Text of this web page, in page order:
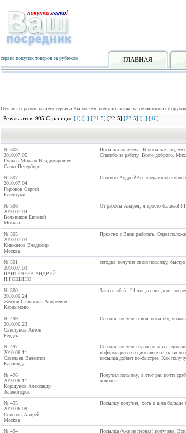
сервис покупок товаров за рубежом ГЛАВНАЯ
Отзывы о работе нашего сервиса Вы можете почитать также на независимых форумах
Результатов: 905 Страницы: [1] [..] [21.5] [22.5] [23.5] [..] [46]
№ 508
2010.07.05
Гурьев Михаил Владимирович
Санкт-Петербург
Посылка получена. В посылке - то, что
Спасибо за работу. Всего доброго,
№ 507
2010.07.04
Горюнов Сергей
Ессентуки
Спасибо Андрей!Всё оперативно
№ 506
2010.07.04
Вольников Евгений
Москва
От работы Андрея, я просто балдею!!!
№ 505
2010.07.03
Кинжалов Владимир
Москва
Приятно с Вами работать. Одни
№ 501
2010.07.03
ПАНТЕЛЕЕВ АНДРЕЙ
П.РОЩИНО
сегодня получил свою посылку, быстро
№ 500
2010.06.24
Желтов Станислав Андреевич
Кардымово
Заказ с ибэй - 24 дня,из них доля
№ 499
2010.06.23
Свистунов Антон
Бердск
Сегодня получил свою посылку,
№ 497
2010.06.11
Савельев Валентин
Караганда
Сегодня получил бандероль из
информации о его доставке на склад
посылка дойдет по-быстрее. Как
№ 496
2010.06.11
Коршунов Александр
Зеленогорск
Получил посылку, в этот раз почта
доволен.
№ 495
2010.06.09
Семенов Андрей
Москва
Посылку получил, хоть и шла больше
№ 494
Посылка (уже не первая) получена.